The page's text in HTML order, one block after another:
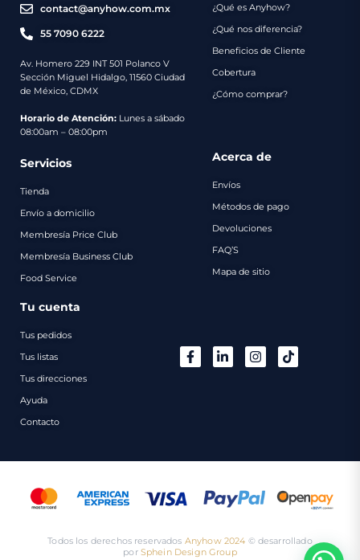
contact@anyhow.com.mx
55 7090 6222
Av. Homero 229 INT 501 Polanco V
Sección Miguel Hidalgo, 11560 Ciudad
de México, CDMX
Horario de Atención: Lunes a sábado
08:00am – 08:00pm
¿Qué es Anyhow?
¿Qué nos diferencia?
Beneficios de Cliente
Cobertura
¿Cómo comprar?
Servicios
Tienda
Envío a domicilio
Membresía Price Club
Membresía Business Club
Food Service
Acerca de
Envíos
Métodos de pago
Devoluciones
FAQ’S
Mapa de sitio
Tu cuenta
Tus pedidos
Tus listas
Tus direcciones
Ayuda
Contacto
Todos los derechos reservados Anyhow 2024 ©️ desarrollado
por Sphein Design Group